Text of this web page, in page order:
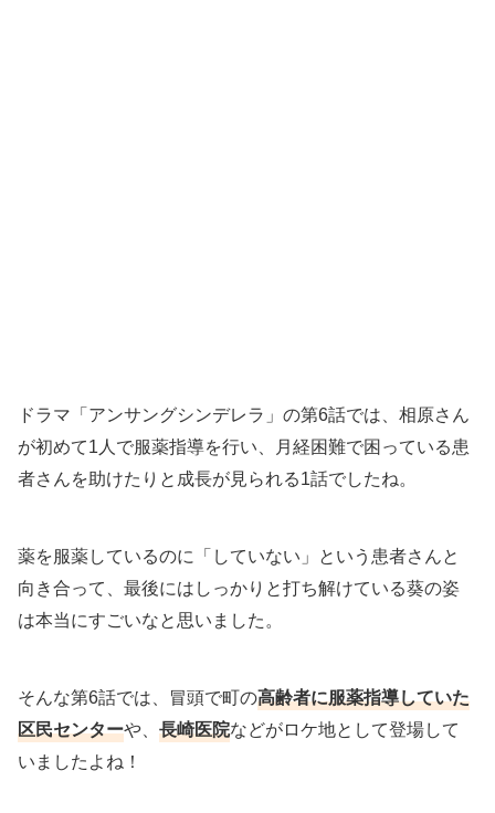
ドラマ「アンサングシンデレラ」の第6話では、相原さん
が初めて1人で服薬指導を行い、月経困難で困っている患
者さんを助けたりと成長が見られる1話でしたね。
薬を服薬しているのに「していない」という患者さんと
向き合って、最後にはしっかりと打ち解けている葵の姿
は本当にすごいなと思いました。
そんな第6話では、冒頭で町の高齢者に服薬指導していた
区民センターや、長崎医院などがロケ地として登場して
いましたよね！